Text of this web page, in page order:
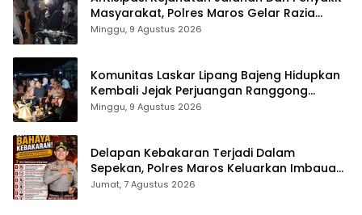
Masyarakat, Polres Maros Gelar Razia
Operasi Cipta Kondusif
Minggu, 9 Agustus 2026
Komunitas Laskar Lipang Bajeng Hidupkan
Kembali Jejak Perjuangan Ranggong
Daeng Romo, Wabup Takalar: Apresiasi
Minggu, 9 Agustus 2026
Delapan Kebakaran Terjadi Dalam
Sepekan, Polres Maros Keluarkan Imbauan
kepada Masyarakat
Jumat, 7 Agustus 2026